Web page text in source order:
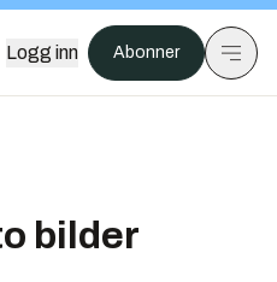
Logg inn Abonner
bilder